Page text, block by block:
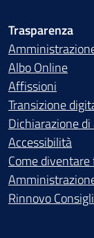
Trasparenza
Albo Online
Affissioni
Transizione
Dichiarazione
Accessibilità
Come
Rinnovo